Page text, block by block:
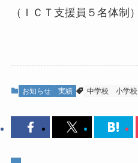
（ＩＣＴ支援員５名体制）
お知らせ 実績 中学校 小学校